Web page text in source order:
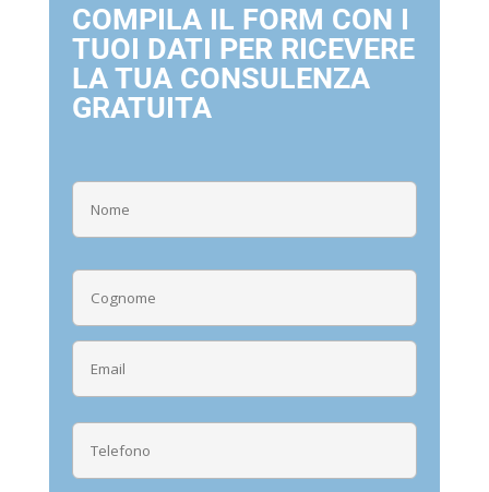
COMPILA IL FORM CON I
TUOI DATI PER RICEVERE
LA TUA CONSULENZA
GRATUITA